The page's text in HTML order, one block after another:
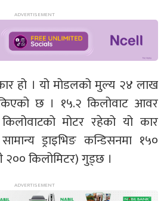
हो । यो मोडलको मुल्य २४ लाख
छ । १५.२ किलोवाट आवर
मोटर रहेको यो कार
ड्राइभिङ कन्डिसनमा १५०
२०० किलोमिटर) गुड्छ ।